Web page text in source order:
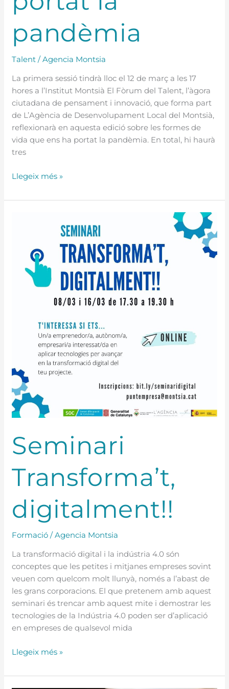
pandèmia
Talent /Agencia Montsia
La primera sessió tindrà lloc el 12 de març a les 17
hores a l’Institut Montsià El Fòrum del Talent, l’àgora
ciutadana de pensament i innovació, que forma part
de L’Agència de Desenvolupament Local del Montsià,
reflexionarà en aquesta edició sobre les formes de
vida que ens ha portat la pandèmia. En total, hi haurà
tres
Llegeix més »
Seminari
Transforma’t,
digitalment!!
Formació /Agencia Montsia
La transformació digital i la indústria 4.0 són
conceptes que les petites i mitjanes empreses sovint
veuen com quelcom molt llunyà, només a l’abast de
les grans corporacions. El que pretenem amb aquest
seminari és trencar amb aquest mite i demostrar les
tecnologies de la Indústria 4.0 poden ser d’aplicació
en empreses de qualsevol mida
Transforma’t,
digitalment!!
Llegeix més »